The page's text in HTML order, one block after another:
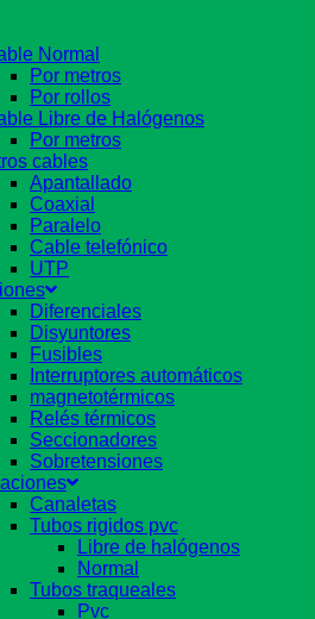
Normal
Por metros
Por rollos
Libre de Halógenos
Por metros
cables
Apantallado
Coaxial
Paralelo
Cable telefónico
UTP
Diferenciales
Disyuntores
Fusibles
Interruptores automáticos
magnetotérmicos
Relés térmicos
Seccionadores
Sobretensiones
Canaletas
Tubos rigidos pvc
Libre de halógenos
Normal
Tubos traqueales
Pvc